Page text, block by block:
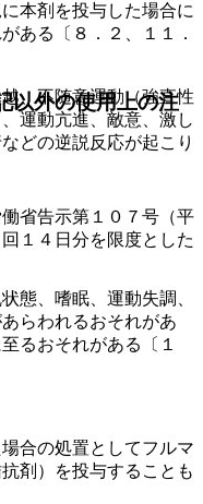
以外の使用上の注
省告示第１０７号（平
１４日分を限度とした
本剤を投与した場合に
ある〔８．２、１１．
、不随意運動（強直性
運動亢進、敵意、激し
どの逆説反応が起こり
態、嗜眠、運動失調、
らわれるおそれがあ
るおそれがある〔１
合の処置としてフルマ
剤）を投与することも